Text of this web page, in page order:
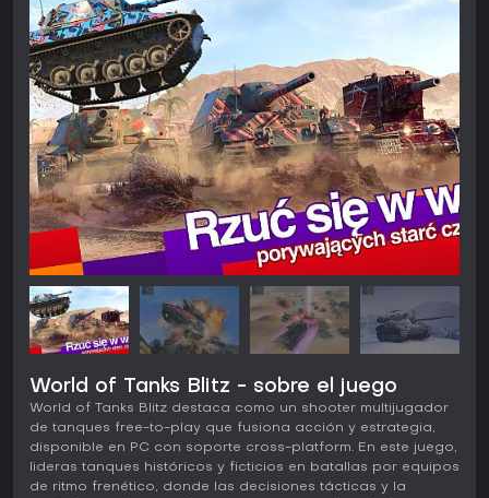
World of Tanks Blitz - sobre el juego
World of Tanks Blitz destaca como un shooter multijugador
de tanques free-to-play que fusiona acción y estrategia,
disponible en PC con soporte cross-platform. En este juego,
lideras tanques históricos y ficticios en batallas por equipos
de ritmo frenético, donde las decisiones tácticas y la